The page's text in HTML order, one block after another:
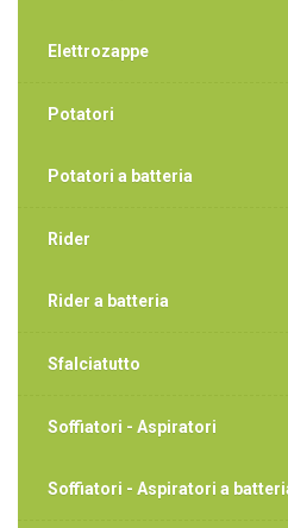
Elettrozappe
Potatori
Potatori a batteria
Rider
Rider a batteria
Sfalciatutto
Soffiatori - Aspiratori
Soffiatori - Aspiratori a